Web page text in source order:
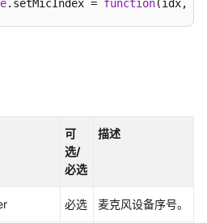
. setMicIndex = function(idx,
可
选/
必选
描述
必选 麦克风设备序号。